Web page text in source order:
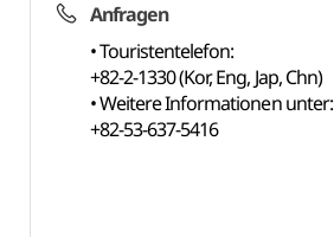
Anfragen
• Touristentelefon:
+82-2-1330 (Kor, Eng, Jap, Chn)
• Weitere Informationen unter:
+82-53-637-5416